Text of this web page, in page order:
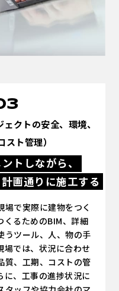
ェクトの安全、環境、
ト管理）
トしながら、
画通りに施工する
場で実際に建物をつく
くるためのBIM、詳細
うツール、人、物の手
場では、状況に合わせ
質、工期、コストの管
に、工事の進捗状況に